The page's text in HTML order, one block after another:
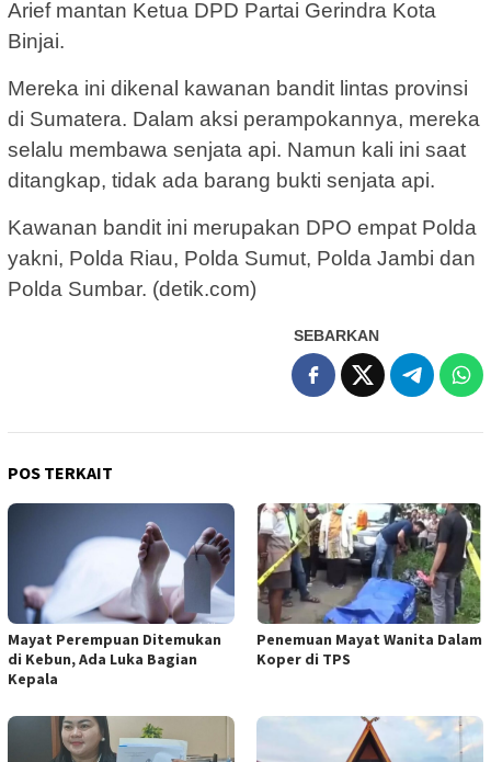
Arief mantan Ketua DPD Partai Gerindra Kota
Binjai.
Mereka ini dikenal kawanan bandit lintas provinsi
di Sumatera. Dalam aksi perampokannya, mereka
selalu membawa senjata api. Namun kali ini saat
ditangkap, tidak ada barang bukti senjata api.
Kawanan bandit ini merupakan DPO empat Polda
yakni, Polda Riau, Polda Sumut, Polda Jambi dan
Polda Sumbar. (detik.com)
SEBARKAN
POS TERKAIT
Mayat Perempuan Ditemukan
di Kebun, Ada Luka Bagian
Kepala
Penemuan Mayat Wanita Dalam
Koper di TPS